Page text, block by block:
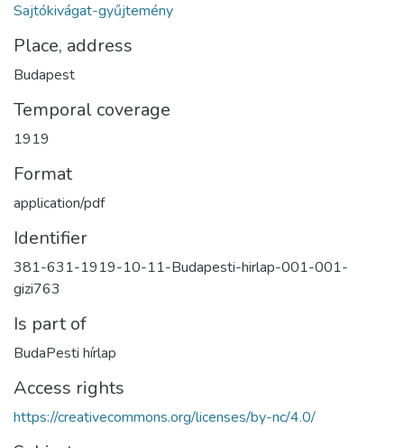
Sajtókivágat-gyűjtemény
Place, address
Budapest
Temporal coverage
1919
Format
application/pdf
Identifier
381-631-1919-10-11-Budapesti-hirlap-001-001-
gizi763
Is part of
BudaPesti hírlap
Access rights
https://creativecommons.org/licenses/by-nc/4.0/